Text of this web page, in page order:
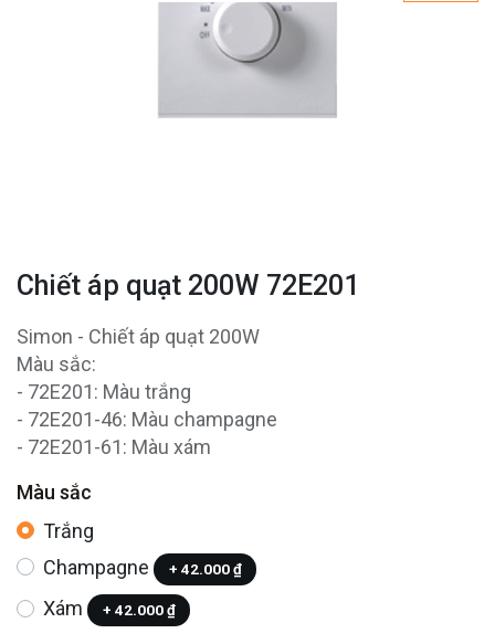
Chiết áp quạt 200W 72E201
Simon - Chiết áp quạt 200W
Màu sắc:
- 72E201: Màu trắng
- 72E201-46: Màu champagne
- 72E201-61: Màu xám
Màu sắc
Trắng
Champagne
+ 42.000₫
Xám + 42.000₫